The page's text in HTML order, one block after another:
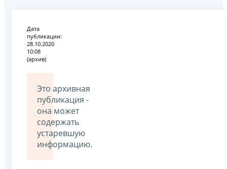
Дата
публикации:
28.10.2020
10:08
(архив)
Это архивная
публикация -
она может
содержать
устаревшую
информацию.